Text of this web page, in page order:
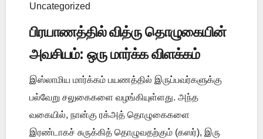
Uncategorized
பிரயாணத்தில் வித்ரு தொழுகையின்
அவசியம்: ஒரு மார்க்க விளக்கம்
இஸ்லாமிய மார்க்கம் பயணத்தில் இருப்பவர்களுக்கு
பல்வேறு சலுகைகளை வழங்கியுள்ளது. அந்த
வகையில், நான்கு ரக்அத் தொழுகைகளை
இரண்டாகச் சுருக்கித் தொழுவதற்கும் (கஸர்), இரு